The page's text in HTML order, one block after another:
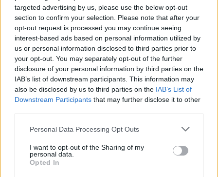
targeted advertising by us, please use the below opt-out
section to confirm your selection. Please note that after your
opt-out request is processed you may continue seeing
interest-based ads based on personal information utilized by
us or personal information disclosed to third parties prior to
your opt-out. You may separately opt-out of the further
disclosure of your personal information by third parties on the
IAB’s list of downstream participants. This information may
also be disclosed by us to third parties on the IAB’s List of
Downstream Participants that may further disclose it to other
Please note that this website/app uses one or more Google
not limited to your visit or usage behaviour. You may click to
grant or deny consent to Google and its third-party tags to
use your data for below specified purposes in below Google
Personal Data Processing Opt Outs
I want to opt-out of the Sharing of my
personal data.
Opted In
Νέο Audi A2 e-tron με στόχο την κορυφή της
αποδοτικότητας
Mundo Deportivo για
που σπέρνει τον φόβο στην
Εθνική Κορασίδων:
2/2 στο Ευρωμπάσκετ (live